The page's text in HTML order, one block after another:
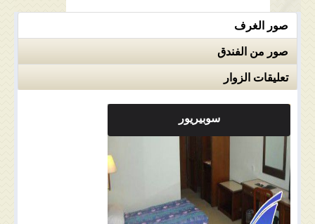
صور الغرف
صور من الفندق
تعليقات الزوار
سوبيريور
ملاحضات الغرفة